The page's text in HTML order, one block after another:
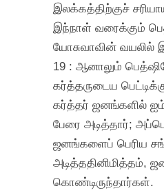
இலக்கத்திற்குச்
இந்நாள் வரைக்கும்
யோசுவாவின் வயலில்
19 : ஆனாலும்
கர்த்தருடைய
கர்த்தர் ஜனங்களில்
பேரை அடித்தார்;
ஜனங்களைப் பெரிய
அடித்ததினிமித்தம்,
கொண்டிருந்தார்கள்.